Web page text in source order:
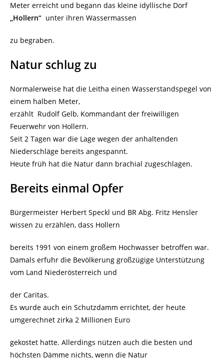
Meter erreicht und begann das kleine idyllische Dorf
„Hollern“ unter ihren Wassermassen
zu begraben.
Natur schlug zu
Normalerweise hat die Leitha einen Wasserstandspegel von
einem halben Meter,
erzählt Rudolf Gelb, Kommandant der freiwilligen
Feuerwehr von Hollern.
Seit 2 Tagen war die Lage wegen der anhaltenden
Niederschläge bereits angespannt.
Heute früh hat die Natur dann brachial zugeschlagen.
Bereits einmal Opfer
Bürgermeister Herbert Speckl und BR Abg. Fritz Hensler
wissen zu erzählen, dass Hollern
bereits 1991 von einem großem Hochwasser betroffen war.
Damals erfuhr die Bevölkerung großzügige Unterstützung
vom Land Niederösterreich und
der Caritas.
Es wurde auch ein Schutzdamm errichtet, der heute
umgerechnet zirka 2 Millionen Euro
gekostet hatte. Allerdings nützen auch die besten und
höchsten Dämme nichts, wenn die Natur